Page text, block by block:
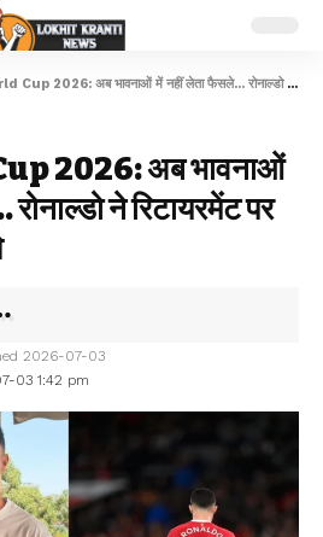
2026: अब भावनाओं में नहीं लेता फैसले… रोनाल्डो ने रिटायरमेंट पर पहली बार खोले पत्ते
2026: अब भावनाओं
ने रिटायरमेंट पर
03 1:42 pm
2026-07-03